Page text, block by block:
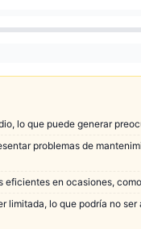
lo que puede generar
problemas de
eficientes en ocasiones,
limitada, lo que podría no